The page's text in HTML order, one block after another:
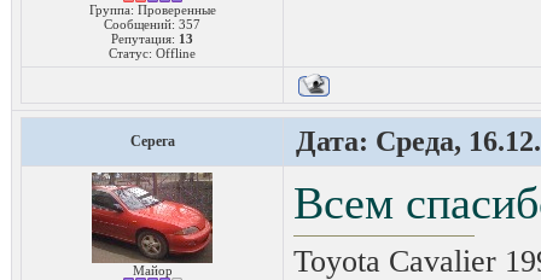
Группа: Проверенные
Сообщений: 357
Репутация: 13
Статус: Offline
Серега Дата: Среда,
Майор
Всем
Toyota Cavalier